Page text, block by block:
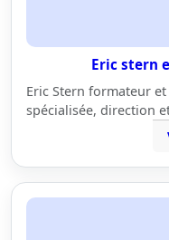
Eric stern
Eric Stern formateur
spécialisée, direction